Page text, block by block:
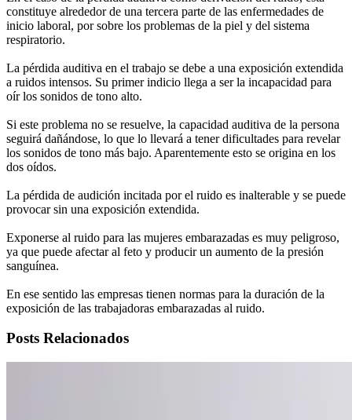
constituye alrededor de una tercera parte de las enfermedades de
inicio laboral, por sobre los problemas de la piel y del sistema
respiratorio.
La pérdida auditiva en el trabajo se debe a una exposición extendida
a ruidos intensos. Su primer indicio llega a ser la incapacidad para
oír los sonidos de tono alto.
Si este problema no se resuelve, la capacidad auditiva de la persona
seguirá dañándose, lo que lo llevará a tener dificultades para revelar
los sonidos de tono más bajo. Aparentemente esto se origina en los
dos oídos.
La pérdida de audición incitada por el ruido es inalterable y se puede
provocar sin una exposición extendida.
Exponerse al ruido para las mujeres embarazadas es muy peligroso,
ya que puede afectar al feto y producir un aumento de la presión
sanguínea.
En ese sentido las empresas tienen normas para la duración de la
exposición de las trabajadoras embarazadas al ruido.
Posts Relacionados